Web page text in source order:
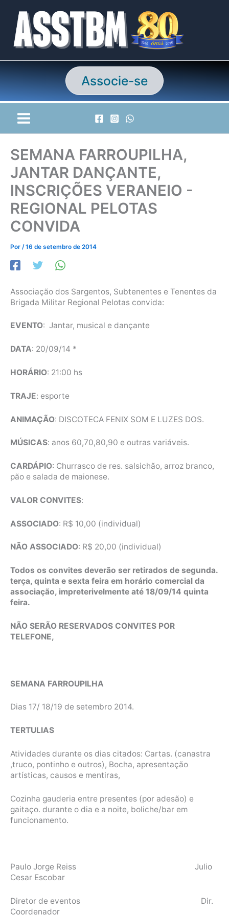
conteúdo
Associe-se
SEMANA FARROUPILHA,
JANTAR DANÇANTE,
INSCRIÇÕES VERANEIO -
REGIONAL PELOTAS
CONVIDA
Por /16 de setembro de 2014
Associação dos Sargentos, Subtenentes e Tenentes da
Brigada Militar Regional Pelotas convida:
EVENTO: Jantar, musical e dançante
DATA: 20/09/14 *
HORÁRIO: 21:00 hs
TRAJE: esporte
ANIMAÇÃO: DISCOTECA FENIX SOM E LUZES DOS.
MÚSICAS: anos 60,70,80,90 e outras variáveis.
CARDÁPIO: Churrasco de res. salsichão, arroz branco,
pão e salada de maionese.
VALOR CONVITES:
ASSOCIADO: R$ 10,00 (individual)
NÃO ASSOCIADO: R$ 20,00 (individual)
Todos os convites deverão ser retirados de segunda.
terça, quinta e sexta feira em horário comercial da
associação, impreterivelmente até 18/09/14 quinta
feira.
NÃO SERÃO RESERVADOS CONVITES POR
TELEFONE,
SEMANA FARROUPILHA
Dias 17/ 18/19 de setembro 2014.
TERTULIAS
Atividades durante os dias citados: Cartas. (canastra
,truco, pontinho e outros), Bocha, apresentação
artísticas, causos e mentiras,
Cozinha gauderia entre presentes (por adesão) e
gaitaço. durante o dia e a noite, boliche/bar em
funcionamento.
Paulo Jorge Reiss Julio
Cesar Escobar
Diretor de eventos Dir.
Coordenador